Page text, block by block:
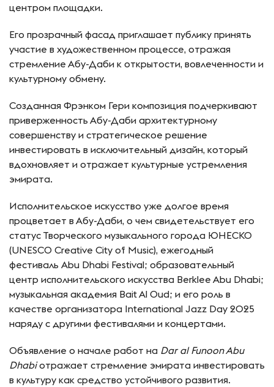
центром площадки.
Его прозрачный фасад приглашает публику принять
участие в художественном процессе, отражая
стремление Абу-Даби к открытости, вовлеченности и
культурному обмену.
Созданная Фрэнком Гери композиция подчеркивают
приверженность Абу-Даби архитектурному
совершенству и стратегическое решение
инвестировать в исключительный дизайн, который
вдохновляет и отражает культурные устремления
эмирата.
Исполнительское искусство уже долгое время
процветает в Абу-Даби, о чем свидетельствует его
статус Творческого музыкального города ЮНЕСКО
(UNESCO Creative City of Music), ежегодный
фестиваль Abu Dhabi Festival; образовательный
центр исполнительского искусства Berklee Abu Dhabi;
музыкальная академия Bait Al Oud; и его роль в
качестве организатора International Jazz Day 2025
наряду с другими фестивалями и концертами.
Объявление о начале работ на Dar al Funoon Abu
Dhabiотражает стремление эмирата инвестировать
в культуру как средство устойчивого развития.